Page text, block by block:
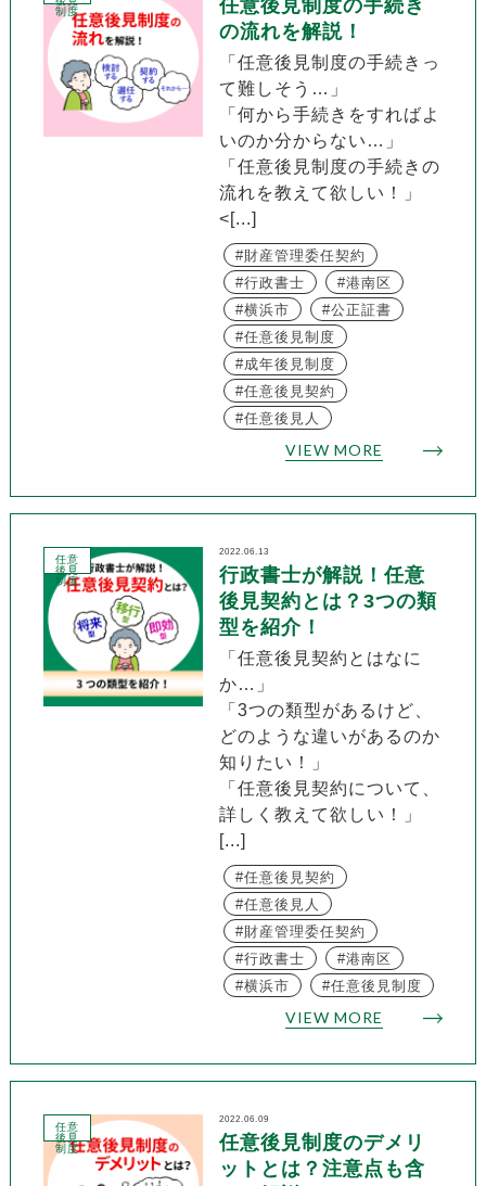
制度
任意後見制度の手続き
の流れを解説！
「任意後見制度の手続きっ
て難しそう…」
「何から手続きをすればよ
いのか分からない…」
「任意後見制度の手続きの
流れを教えて欲しい！」
<[...]
財産管理委任契約
行政書士
港南区
横浜市
公正証書
任意後見制度
成年後見制度
任意後見契約
任意後見人
VIEW MORE
任意
後見
制度
2022.06.13
行政書士が解説！任意
後見契約とは？3つの類
型を紹介！
「任意後見契約とはなに
か…」
「3つの類型があるけど、
どのような違いがあるのか
知りたい！」
「任意後見契約について、
詳しく教えて欲しい！」
[...]
任意後見契約
任意後見人
財産管理委任契約
行政書士
港南区
横浜市
任意後見制度
VIEW MORE
任意
後見
制度
2022.06.09
任意後見制度のデメリ
ットとは？注意点も含